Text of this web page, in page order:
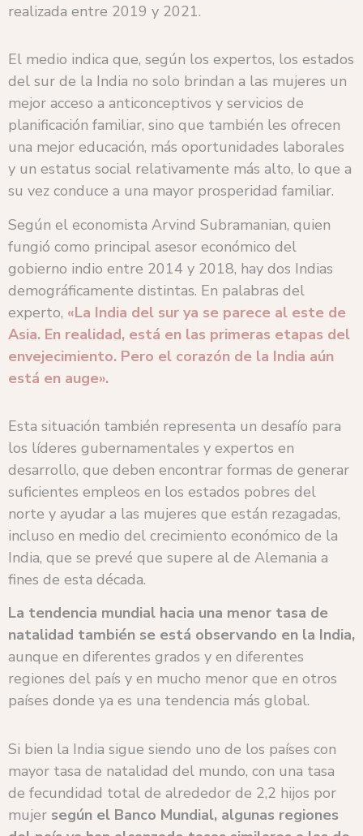
realizada entre 2019 y 2021.
El medio indica que, según los expertos, los estados
del sur de la India no solo brindan a las mujeres un
mejor acceso a anticonceptivos y servicios de
planificación familiar, sino que también les ofrecen
una mejor educación, más oportunidades laborales
y un estatus social relativamente más alto, lo que a
su vez conduce a una mayor prosperidad familiar.
Según el economista Arvind Subramanian, quien
fungió como principal asesor económico del
gobierno indio entre 2014 y 2018, hay dos Indias
demográficamente distintas. En palabras del
experto, «La India del sur ya se parece al este de
Asia. En realidad, está en las primeras etapas del
envejecimiento. Pero el corazón de la India aún
está en auge».
Esta situación también representa un desafío para
los líderes gubernamentales y expertos en
desarrollo, que deben encontrar formas de generar
suficientes empleos en los estados pobres del
norte y ayudar a las mujeres que están rezagadas,
incluso en medio del crecimiento económico de la
India, que se prevé que supere al de Alemania a
fines de esta década.
La tendencia mundial hacia una menor tasa de
natalidad también se está observando en la India,
aunque en diferentes grados y en diferentes
regiones del país y en mucho menor que en otros
países donde ya es una tendencia más global.
Si bien la India sigue siendo uno de los países con
mayor tasa de natalidad del mundo, con una tasa
de fecundidad total de alrededor de 2,2 hijos por
mujer según el Banco Mundial, algunas regiones